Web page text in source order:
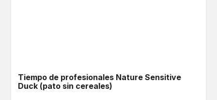
Tiempo de profesionales Nature Sensitive
Duck (pato sin cereales)